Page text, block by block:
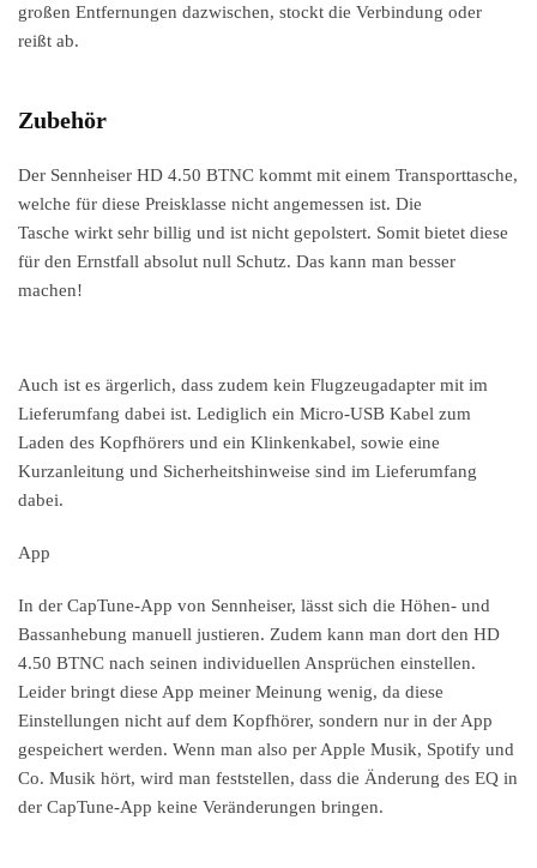
großen Entfernungen dazwischen, stockt die Verbindung oder
reißt ab.
Zubehör
Der Sennheiser HD 4.50 BTNC kommt mit einem Transporttasche,
welche für diese Preisklasse nicht angemessen ist. Die
Tasche wirkt sehr billig und ist nicht gepolstert. Somit bietet diese
für den Ernstfall absolut null Schutz. Das kann man besser
machen!
Auch ist es ärgerlich, dass zudem kein Flugzeugadapter mit im
Lieferumfang dabei ist. Lediglich ein Micro-USB Kabel zum
Laden des Kopfhörers und ein Klinkenkabel, sowie eine
Kurzanleitung und Sicherheitshinweise sind im Lieferumfang
dabei.
App
In der CapTune-App von Sennheiser, lässt sich die Höhen- und
Bassanhebung manuell justieren. Zudem kann man dort den HD
4.50 BTNC nach seinen individuellen Ansprüchen einstellen.
Leider bringt diese App meiner Meinung wenig, da diese
Einstellungen nicht auf dem Kopfhörer, sondern nur in der App
gespeichert werden. Wenn man also per Apple Musik, Spotify und
Co. Musik hört, wird man feststellen, dass die Änderung des EQ in
der CapTune-App keine Veränderungen bringen.